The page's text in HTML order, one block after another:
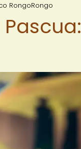
RongoRongo